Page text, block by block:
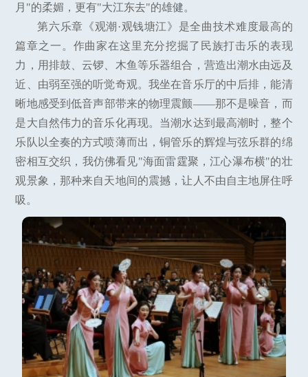
月"的柔媚，更有"大江东去"的雄健。
第六乐章《观潮·观钱塘江》是全曲技术难度最高的
篇章之一。作曲家在这里充分挖掘了民族打击乐的表现
力，用排鼓、云锣、木鱼等乐器组合，营造出潮水由远及
近、由弱至强的听觉奇观。我坐在音乐厅的中后排，能清
晰地感受到低音声部带来的物理震颤——那不是噪音，而
是大自然伟力的音乐化再现。当潮水达到最高潮时，整个
乐队以全奏的方式喷薄而出，铜管乐的辉煌与弦乐群的绵
密相互交织，我仿佛看见"海面雷霆聚，江心瀑布横"的壮
观景象，那种来自天地间的震撼，让人不由自主地屏住呼
吸。